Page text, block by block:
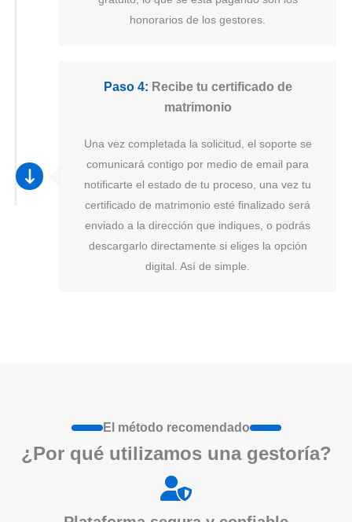
honorarios de los gestores.
Paso 4: Recibe tu certificado de
matrimonio
Una vez completada la solicitud, el soporte se
comunicará contigo por medio de email para
notificarte el estado de tu proceso, una vez tu
certificado de matrimonio esté finalizado será
enviado a la dirección que indiques, o podrás
descargarlo directamente si eliges la opción
digital. Así de simple.
El método recomendado
¿Por qué utilizamos una gestoría?